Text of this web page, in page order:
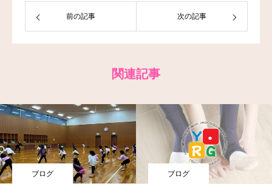
前の記事 次の記事
関連記事
ブログ ブログ